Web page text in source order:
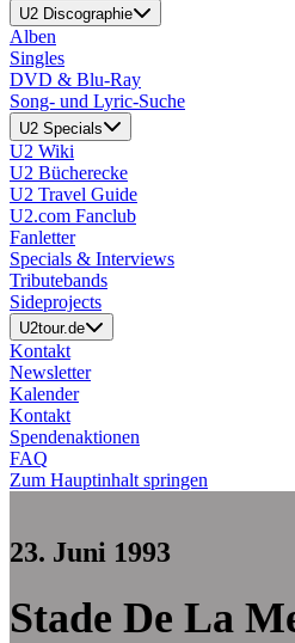
U2 Discographie
Alben
Singles
DVD & Blu-Ray
Song- und Lyric-Suche
U2 Specials
U2 Wiki
U2 Bücherecke
U2 Travel Guide
U2.com Fanclub
Fanletter
Specials & Interviews
Tributebands
Sideprojects
U2tour.de
Kontakt
Newsletter
Kalender
Kontakt
Spendenaktionen
FAQ
Zum Hauptinhalt springen
23. Juni 1993
Stade De La